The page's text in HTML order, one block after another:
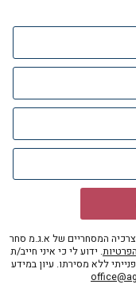
המסחריים של א.ג.מ סחר
. ידוע לי כי איני חייב/ת
ללא מסירתו. עיון במידע